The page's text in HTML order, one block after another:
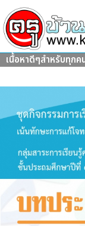
เนื้อหาดีๆสำหรับทุกค